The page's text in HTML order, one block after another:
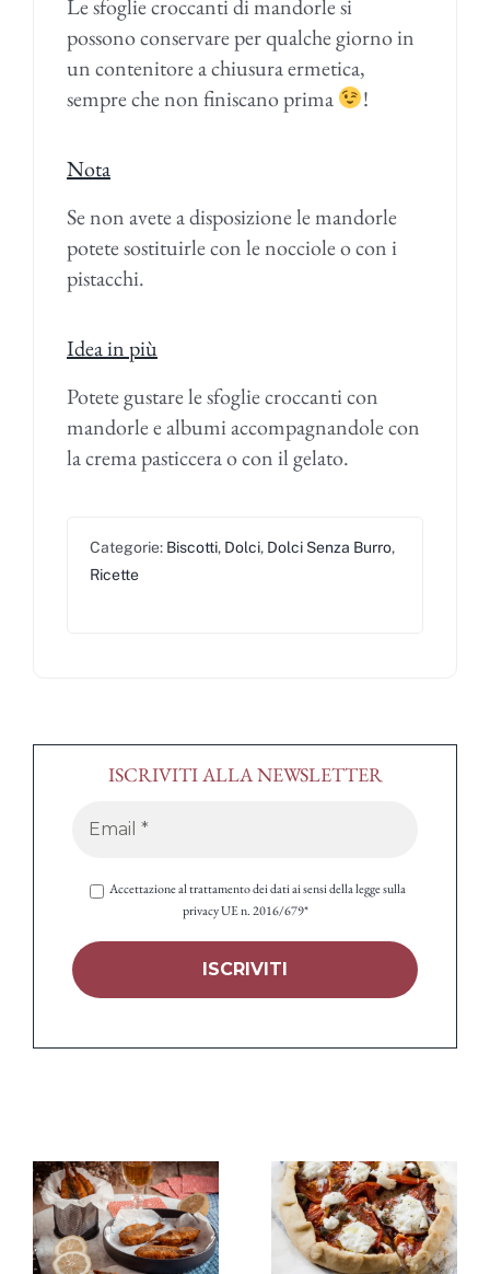
Le sfoglie croccanti di mandorle si
possono conservare per qualche giorno in
un contenitore a chiusura ermetica,
sempre che non finiscano prima
!
Nota
Se non avete a disposizione le mandorle
potete sostituirle con le nocciole o con i
pistacchi.
Idea in più
Potete gustare le sfoglie croccanti con
mandorle e albumi accompagnandole con
la crema pasticcera o con il gelato.
Categorie: Biscotti, Dolci, Dolci Senza Burro,
Ricette
ISCRIVITI ALLA NEWSLETTER
Accettazione al trattamento dei dati ai sensi della legge sulla
privacy UE n. 2016/679*